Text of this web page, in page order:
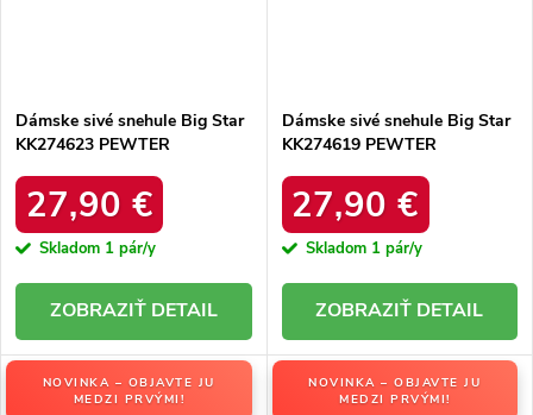
Dámske sivé snehule Big Star
KK274623 PEWTER
27,90 €
Skladom 1 pár/y
DETAIL
Dámske sivé snehule Big Star
KK274619 PEWTER
27,90 €
Skladom 1 pár/y
DETAIL
NOVINKA – OBJAVTE JU
MEDZI PRVÝMI!
NOVINKA – OBJAVTE JU
MEDZI PRVÝMI!